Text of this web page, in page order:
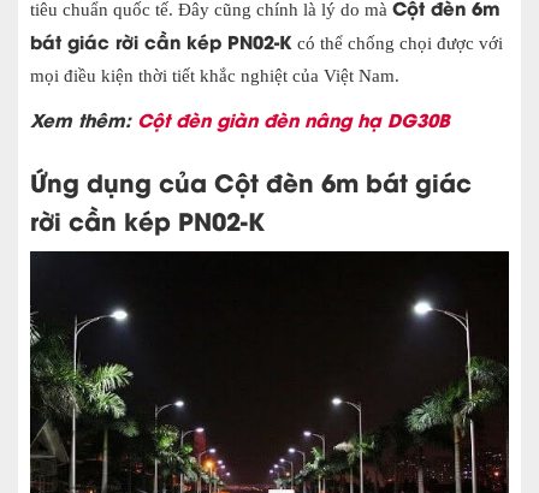
tiêu chuẩn quốc tế. Đây cũng chính là lý do mà Cột đèn 6m
bát giác rời cần kép PN02-K có thể chống chọi được với
mọi điều kiện thời tiết khắc nghiệt của Việt Nam.
Xem thêm: Cột đèn giàn đèn nâng hạ DG30B
Ứng dụng của Cột đèn 6m bát giác
rời cần kép PN02-K